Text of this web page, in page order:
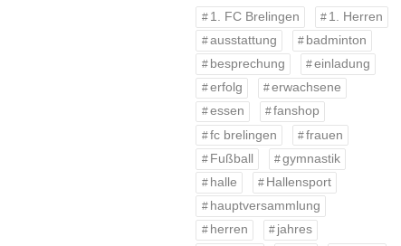
1. FC Brelingen
1. Herren
ausstattung
badminton
besprechung
einladung
erfolg
erwachsene
essen
fanshop
fc brelingen
frauen
Fußball
gymnastik
halle
Hallensport
hauptversammlung
herren
jahres